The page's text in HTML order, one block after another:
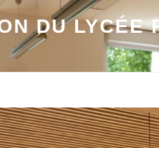
DU LYCÉE